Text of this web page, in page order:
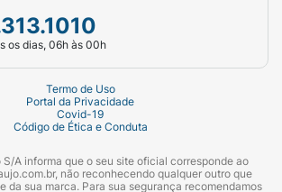
os dias, 06h às 00h
Termo de Uso
Portal da Privacidade
Covid-19
Código de Ética e Conduta
S/A informa que o seu site oficial corresponde ao
não reconhecendo qualquer outro que
da sua marca. Para sua segurança recomendamos